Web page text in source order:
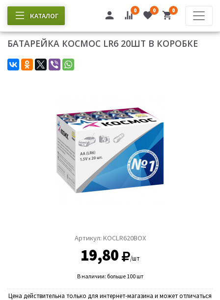
КАТАЛОГ
0 0 0
БАТАРЕЙКА КОСМОС LR6 20ШТ В КОРОБКЕ
Артикул: KOCLR620BOX
19,80 /шт
В наличии: больше 100 шт
Цена действительна только для интернет-магазина и может отличаться